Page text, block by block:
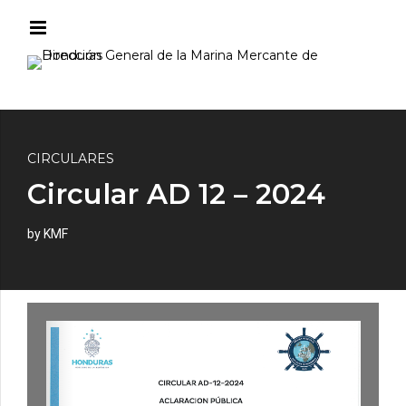
CIRCULARES
Circular AD 12 – 2024
by KMF